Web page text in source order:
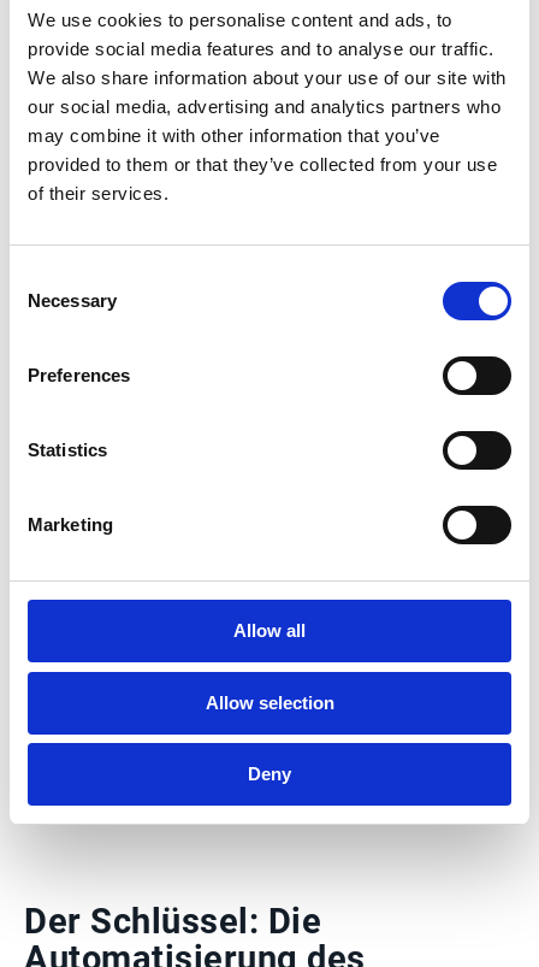
We use cookies to personalise content and ads, to
provide social media features and to analyse our traffic.
We also share information about your use of our site with
our social media, advertising and analytics partners who
may combine it with other information that you’ve
provided to them or that they’ve collected from your use
of their services.
Selection
Necessary
Preferences
Statistics
Marketing
Allow all
Allow selection
Deny
Bereich der Umwelt bzw. den individuellen
Erfahrungsschatz. Jeder Kommunizierende hat zwar
gemeinsame Umwelt existieren. Mit anderen Worten:
Die Akteure müssen zumindest ein gewisses Maß an
Umfeld aufweisen, damit sie überhaupt
Was hat dies jedoch mit Lieferantenkommunikation
Lieferantenbeziehungen zu tun? Ganz einfach:
Unternehmen müssen zusammen mit ihren
Lieferanten eine gemeinsame Basis zum
gegenseitigen Verständnis schaffen, um effizient
können! Im obigen Modell wäre dies der
überlappende Bereich der jeweiligen Umwelten –
eine Plattform zum gemeinsamen Austausch von
Der Schlüssel: Die
Automatisierung des